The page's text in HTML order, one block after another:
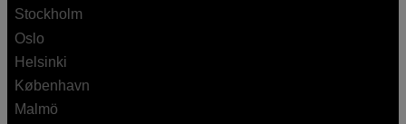
Stockholm
Oslo
Helsinki
København
Malmö